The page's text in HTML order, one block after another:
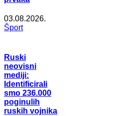
03.08.2026.
Šport
Ruski
neovisni
mediji:
Identificirali
smo 236.000
poginulih
ruskih vojnika